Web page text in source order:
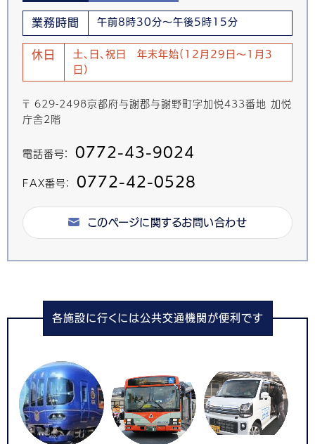
業務時間 午前8時30分～午後5時15分
休日
土、日、祝日 年末年始(12月29日～1月3
日)
〒 629-2498京都府与謝郡与謝野町字加悦433番地 加悦
庁舎2階
電話番号： 0772-43-9024
FAX番号： 0772-42-0528
このページに関するお問い合わせ
各施設に行くには公共交通機関が便利です